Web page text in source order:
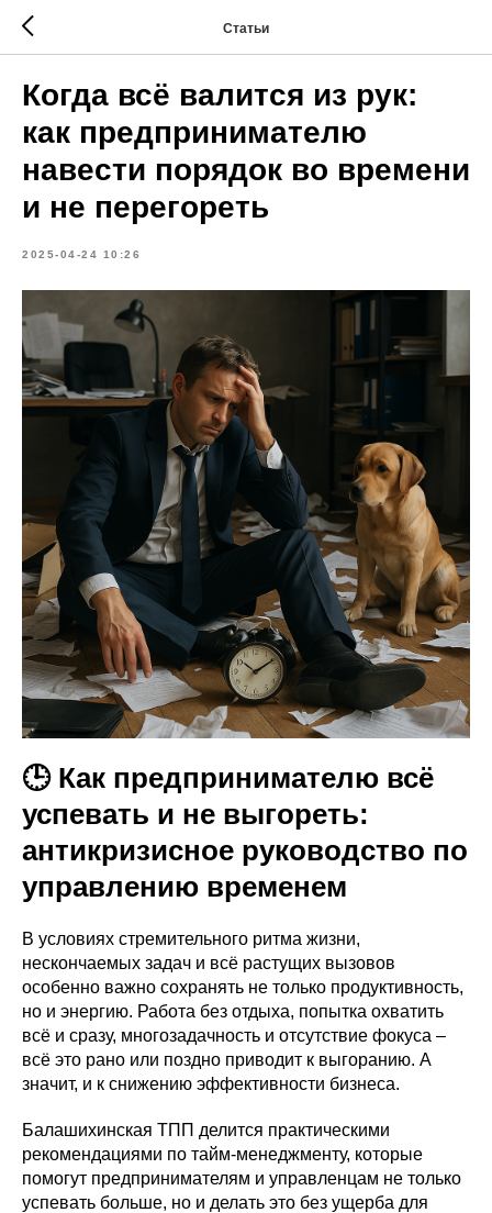
Статьи
Когда всё валится из рук:
как предпринимателю
навести порядок во времени
и не перегореть
2025-04-24 10:26
🕒 Как предпринимателю всё
успевать и не выгореть:
антикризисное руководство по
управлению временем
В условиях стремительного ритма жизни,
нескончаемых задач и всё растущих вызовов
особенно важно сохранять не только продуктивность,
но и энергию. Работа без отдыха, попытка охватить
всё и сразу, многозадачность и отсутствие фокуса –
всё это рано или поздно приводит к выгоранию. А
значит, и к снижению эффективности бизнеса.
Балашихинская ТПП делится практическими
рекомендациями по тайм-менеджменту, которые
помогут предпринимателям и управленцам не только
успевать больше, но и делать это без ущерба для